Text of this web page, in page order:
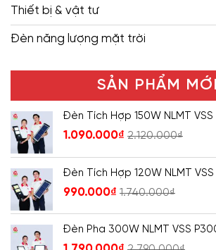
Thiết bị & vật tư
Đèn năng lượng mặt trời
SẢN PHẨM MỚI
Đèn Tích Hợp 150W NLMT VSS
1.090.000₫ 2.120.000₫
Đèn Tích Hợp 120W NLMT VSS
990.000₫ 1.740.000₫
Đèn Pha 300W NLMT VSS